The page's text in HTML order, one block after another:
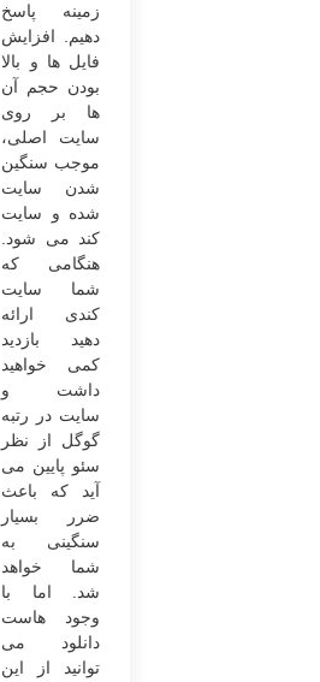
زمینه پاسخ
دهیم. افزایش
فایل ‌ها و بالا
بودن حجم آن
‌ها بر روی
سایت اصلی،
موجب سنگین
شدن سایت
شده و سایت
کند می ‌شود.
هنگامی ‌که
شما سایت
کندی ارائه
دهید بازدید
کمی خواهید
داشت و
سایت در رتبه‌
گوگل از نظر
سئو پایین می
آید که باعث
ضرر بسیار
سنگینی به
شما خواهد
شد. اما با
وجود هاست
دانلود می
‌توانید از این